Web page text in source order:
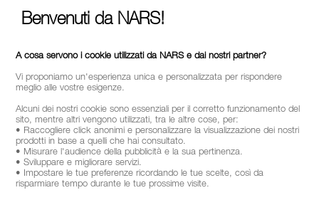
Benvenuti da NARS!
A cosa servono i cookie utilizzati da NARS e dai nostri partner?
Vi proponiamo un'esperienza unica e personalizzata per rispondere
meglio alle vostre esigenze.
Alcuni dei nostri cookie sono essenziali per il corretto funzionamento del
sito, mentre altri vengono utilizzati, tra le altre cose, per:
• Raccogliere click anonimi e personalizzare la visualizzazione dei nostri
prodotti in base a quelli che hai consultato.
• Misurare l'audience della pubblicità e la sua pertinenza.
• Sviluppare e migliorare servizi.
• Impostare le tue preferenze ricordando le tue scelte, così da
risparmiare tempo durante le tue prossime visite.